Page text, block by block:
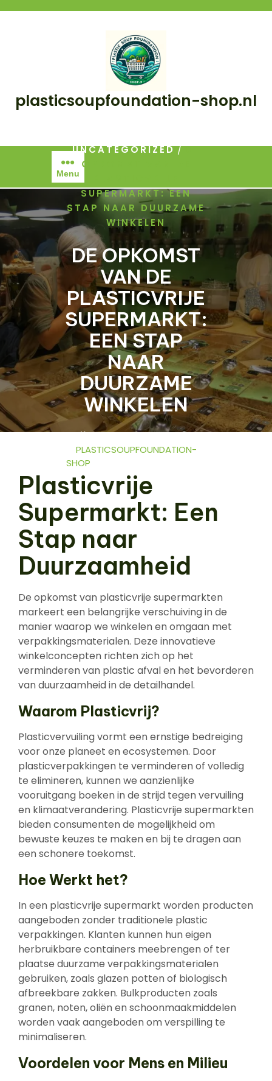
plasticsoupfoundation-shop.nl
Menu
UNCATEGORIZED/DE
OPKOMST VAN DE
SUPERMARKT: EEN
STAP NAAR DUURZAME
WINKELEN
DE OPKOMST
VAN DE
PLASTICVRIJE
SUPERMARKT:
EEN STAP
NAAR
DUURZAME
WINKELEN
29 DECEMBER 2025
PLASTICSOUPFOUNDATION-
SHOP
TAGS
Plasticvrije
Supermarkt: Een
Stap naar
Duurzaamheid
De opkomst van plasticvrije supermarkten
markeert een belangrijke verschuiving in de
manier waarop we winkelen en omgaan met
verpakkingsmaterialen. Deze innovatieve
winkelconcepten richten zich op het
verminderen van plastic afval en het bevorderen
van duurzaamheid in de detailhandel.
Waarom Plasticvrij?
Plasticvervuiling vormt een ernstige bedreiging
voor onze planeet en ecosystemen. Door
plasticverpakkingen te verminderen of volledig
te elimineren, kunnen we aanzienlijke
vooruitgang boeken in de strijd tegen vervuiling
en klimaatverandering. Plasticvrije supermarkten
bieden consumenten de mogelijkheid om
bewuste keuzes te maken en bij te dragen aan
een schonere toekomst.
Hoe Werkt het?
In een plasticvrije supermarkt worden producten
aangeboden zonder traditionele plastic
verpakkingen. Klanten kunnen hun eigen
herbruikbare containers meebrengen of ter
plaatse duurzame verpakkingsmaterialen
gebruiken, zoals glazen potten of biologisch
afbreekbare zakken. Bulkproducten zoals
granen, noten, oliën en schoonmaakmiddelen
worden vaak aangeboden om verspilling te
minimaliseren.
Voordelen voor Mens en Milieu